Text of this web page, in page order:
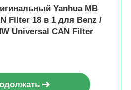
автомобиля
Yanhua MB
Filter 18 в 1 для Benz /
Universal CAN Filter